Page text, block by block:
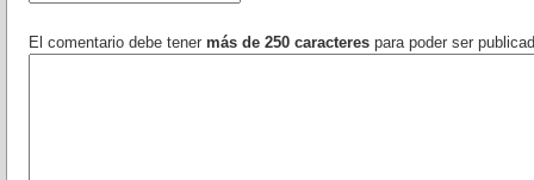
El comentario debe tener más de 250 caracteres para poder ser